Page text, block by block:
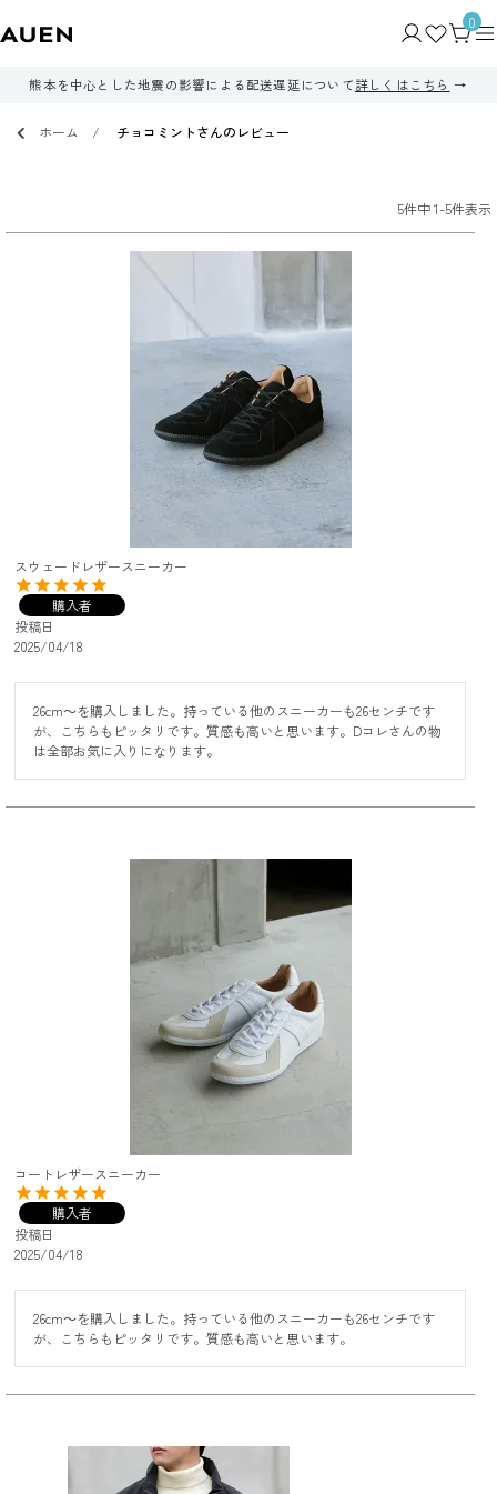
0
熊本を中心とした地震の影響による配送遅延について詳しくはこちら
ホーム チョコミントさんのレビュー
5件中1-5件表示
スウェードレザースニーカー
購入者
投稿日
2025/04/18
26cm～を購入しました。持っている他のスニーカーも26センチです
が、こちらもピッタリです。質感も高いと思います。Dコレさんの物
は全部お気に入りになります。
コートレザースニーカー
購入者
投稿日
2025/04/18
26cm～を購入しました。持っている他のスニーカーも26センチです
が、こちらもピッタリです。質感も高いと思います。